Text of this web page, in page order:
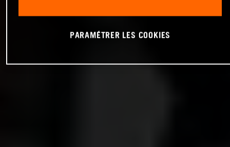
PARAMÉTRER LES COOKIES